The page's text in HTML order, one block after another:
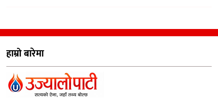
हाम्रो बारेमा